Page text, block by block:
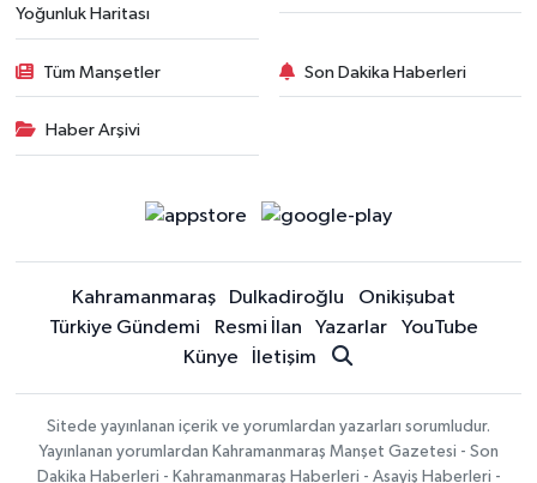
Yoğunluk Haritası
Tüm Manşetler Son Dakika Haberleri
Haber Arşivi
Kahramanmaraş Dulkadiroğlu
Onikişubat
Türkiye Gündemi
Resmi İlan Yazarlar
YouTube
Künye
İletişim
Sitede yayınlanan içerik ve yorumlardan yazarları sorumludur.
Yayınlanan yorumlardan Kahramanmaraş Manşet Gazetesi - Son
Dakika Haberleri - Kahramanmaraş Haberleri - Asayiş Haberleri -